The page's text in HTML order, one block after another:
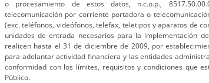
o procesamiento de estos datos, n.c.o.p.,
telecomunicación por corriente portadora o
(exc. teléfonos, videófonos, telefax, teletipos y aparatos de
unidades de entrada necesarios para la implementación
realicen hasta el 31 de diciembre de 2009, por
para adelantar actividad financiera y las entidades
conformidad con los límites, requisitos y condiciones que
Público.